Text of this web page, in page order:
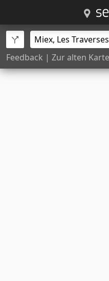
Feedback | Zur alten